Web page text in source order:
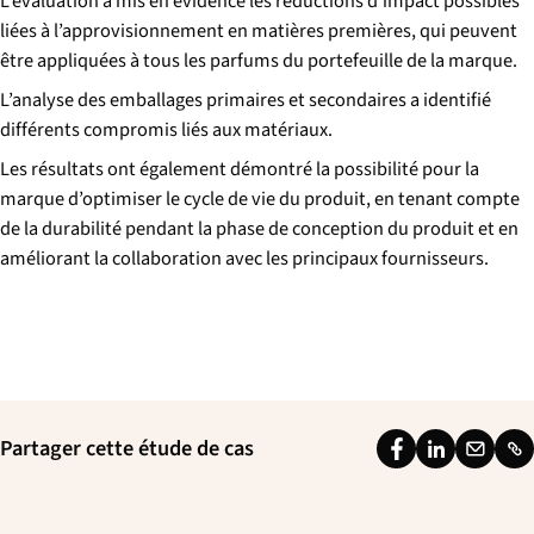
liées à l’approvisionnement en matières premières, qui peuvent
être appliquées à tous les parfums du portefeuille de la marque.
L’analyse des emballages primaires et secondaires a identifié
différents compromis liés aux matériaux.
Les résultats ont également démontré la possibilité pour la
marque d’optimiser le cycle de vie du produit, en tenant compte
de la durabilité pendant la phase de conception du produit et en
améliorant la collaboration avec les principaux fournisseurs.
Partager cette étude de cas
F
L
E
L